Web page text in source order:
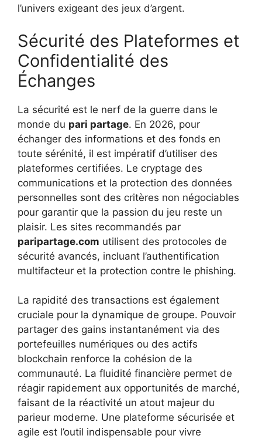
l’univers exigeant des jeux d’argent.
Sécurité des Plateformes et
Confidentialité des
Échanges
La sécurité est le nerf de la guerre dans le
monde du pari partage. En 2026, pour
échanger des informations et des fonds en
toute sérénité, il est impératif d’utiliser des
plateformes certifiées. Le cryptage des
communications et la protection des données
personnelles sont des critères non négociables
pour garantir que la passion du jeu reste un
plaisir. Les sites recommandés par
paripartage.com utilisent des protocoles de
sécurité avancés, incluant l’authentification
multifacteur et la protection contre le phishing.
La rapidité des transactions est également
cruciale pour la dynamique de groupe. Pouvoir
partager des gains instantanément via des
portefeuilles numériques ou des actifs
blockchain renforce la cohésion de la
communauté. La fluidité financière permet de
réagir rapidement aux opportunités de marché,
faisant de la réactivité un atout majeur du
parieur moderne. Une plateforme sécurisée et
agile est l’outil indispensable pour vivre